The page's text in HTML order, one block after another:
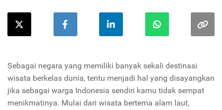
Sebagai negara yang memiliki banyak sekali destinasi
wisata berkelas dunia, tentu menjadi hal yang disayangkan
jika sebagai warga Indonesia sendiri kamu tidak sempat
menikmatinya. Mulai dari wisata bertema alam laut,